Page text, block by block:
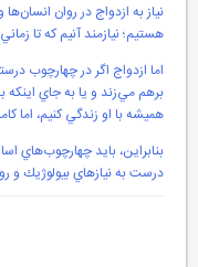
نياز به ازدواج در روان انسان‌ها
هستيم؛ نيازمند آنيم كه تا زماني
اما ازدواج اگر در چهارچوب
برهم مي‌زند و يا به جاي اينكه
هميشه با او زندگي كنيم، اما كاملا
بنابراين، بايد چهارچوب‌هاي
درست به نيازهاي بيولوژيك و